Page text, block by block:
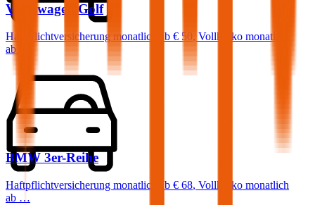
Volkswagen Golf
Haftpflichtversicherung monatlich ab € 50, Vollkasko monatlich
ab …
BMW 3er-Reihe
Haftpflichtversicherung monatlich ab € 68, Vollkasko monatlich
ab …